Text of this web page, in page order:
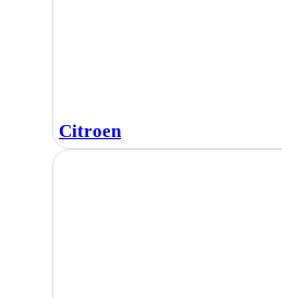
Citroen